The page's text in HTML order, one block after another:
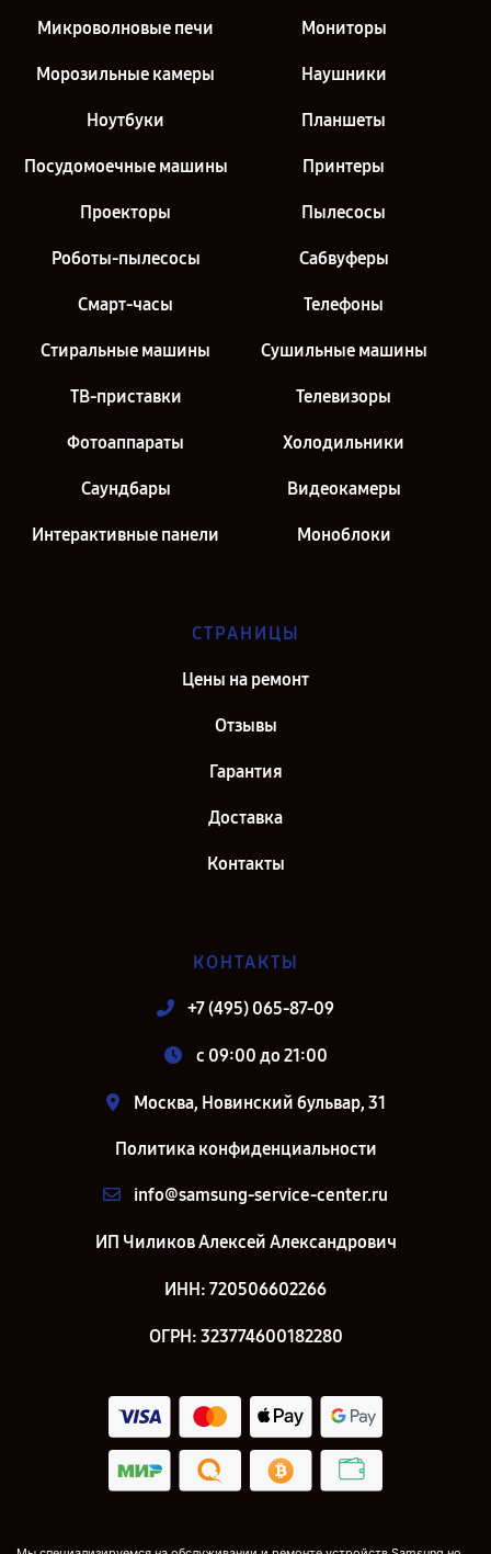
Микроволновые печи Мониторы
Морозильные камеры Наушники
Ноутбуки Планшеты
Посудомоечные машины Принтеры
Проекторы Пылесосы
Роботы-пылесосы Сабвуферы
Смарт-часы Телефоны
Стиральные машины Сушильные машины
ТВ-приставки Телевизоры
Фотоаппараты Холодильники
Саундбары Видеокамеры
Интерактивные панели Моноблоки
СТРАНИЦЫ
Цены на ремонт
Отзывы
Гарантия
Доставка
Контакты
КОНТАКТЫ
+7 (495) 065-87-09
c 09:00 до 21:00
Москва, Новинский бульвар, 31
Политика конфиденциальности
info@samsung-service-center.ru
ИП Чиликов Алексей Александрович
ИНН: 720506602266
ОГРН: 323774600182280